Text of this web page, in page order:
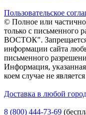
Пользовательское
© Полное или
только с
ВОСТОК". Запрещается
информации сайта
письменного
Информация,
коем случае не
Доставка в любой
8 (800) 444-73-69